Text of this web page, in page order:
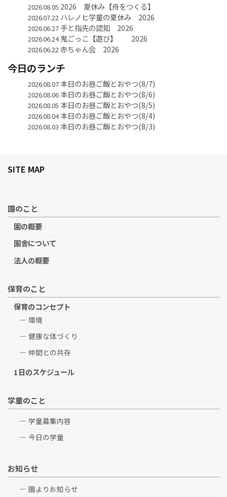
2026.08.05 2026 夏休み【舟をつくる】
2026.07.22 ハレノヒ学童の夏休み 2026
2026.06.27手と指先の認知 2026
2026.06.24鬼ごっこ【遊び】 2026
2026.06.22赤ちゃん会 2026
今日のランチ
2026.08.07本日のお昼ご飯とおやつ(8/7)
2026.08.06本日のお昼ご飯とおやつ(8/6)
2026.08.05 本日のお昼ご飯とおやつ(8/5)
2026.08.04本日のお昼ご飯とおやつ(8/4)
2026.08.03 本日のお昼ご飯とおやつ(8/3)
SITE MAP
園のこと
園の概要
園舎について
法人の概要
保育のこと
保育のコンセプト
環境
健康な体づくり
仲間との共存
1日のスケジュール
学童のこと
学童募集内容
今日の学童
お知らせ
園よりお知らせ